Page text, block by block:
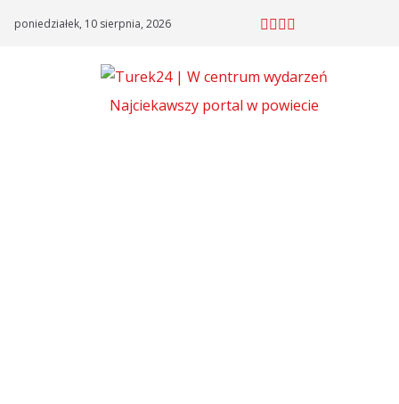
poniedziałek, 10 sierpnia, 2026
Najciekawszy portal w powiecie